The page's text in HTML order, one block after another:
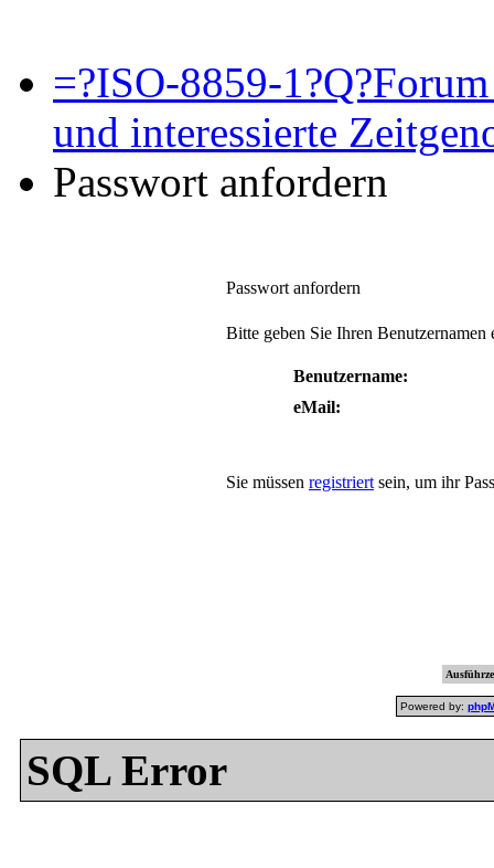
=?ISO-8859-
und interessierte
Passwort anfordern
Passwort anfordern
Bitte geben Sie Ihren Benutzernamen
Benutzername:
eMail:
Sie müssen registriert sein, um ihr
Powered by:
SQL Error